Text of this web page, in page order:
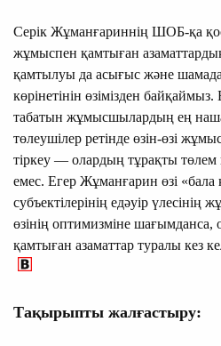
Серік Жұманғариннің ШОБ-қа
жұмыспен қамтыған
қамтылуы да асығыс және
көрінетінін өзімізден
табатын жұмысшылардың ең
төлеушілер ретінде өзін-өзі
тіркеу — олардың тұрақты төлем
емес. Егер Жұманғарин өзі
субъектілерінің едәуір
өзінің оптимизміне шағымданса,
қамтыған азаматтар туралы кез
Тақырыпты жалғастыру: